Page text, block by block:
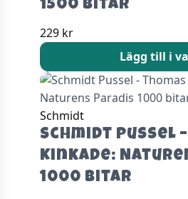
1500 bitar
229 kr
Lägg till i
Schmidt
Schmidt Pussel
Kinkade:
1000 bitar